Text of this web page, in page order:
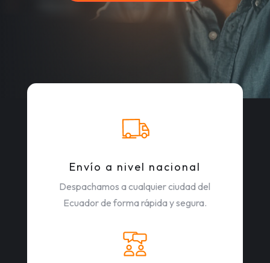
Envío a nivel nacional
Despachamos a cualquier ciudad del
Ecuador de forma rápida y segura.